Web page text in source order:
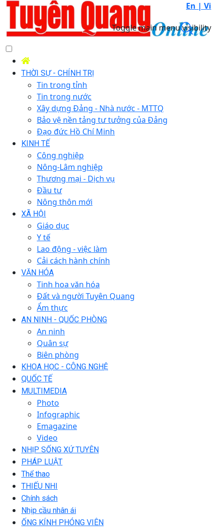
En | Vi
Toggle main menu visibility
THỜI SỰ - CHÍNH TRỊ
Tin trong tỉnh
Tin trong nước
Xây dựng Đảng - Nhà nước - MTTQ
Bảo vệ nền tảng tư tưởng của Đảng
Đạo đức Hồ Chí Minh
KINH TẾ
Công nghiệp
Nông-Lâm nghiệp
Thương mại - Dịch vụ
Đầu tư
Nông thôn mới
XÃ HỘI
Giáo dục
Y tế
Lao động - việc làm
Cải cách hành chính
VĂN HÓA
Tinh hoa văn hóa
Đất và người Tuyên Quang
Ẩm thực
AN NINH - QUỐC PHÒNG
An ninh
Quân sự
Biên phòng
KHOA HỌC - CÔNG NGHỆ
QUỐC TẾ
MULTIMEDIA
Photo
Infographic
Emagazine
Video
NHỊP SỐNG XỨ TUYÊN
PHÁP LUẬT
Thể thao
THIẾU NHI
Chính sách
Nhịp cầu nhân ái
ỐNG KÍNH PHÓNG VIÊN